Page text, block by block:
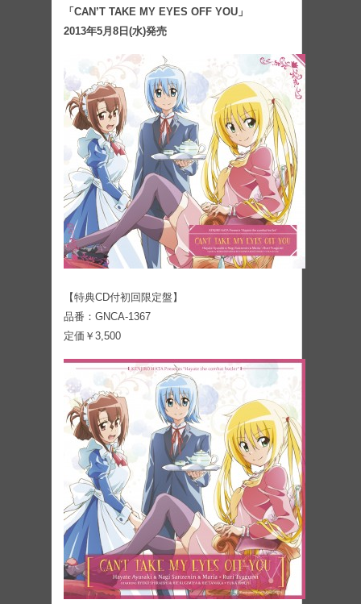
「CAN’T TAKE MY EYES OFF YOU」
2013年5月8日(水)発売
【特典CD付初回限定盤】
品番：GNCA-1367
定価￥3,500